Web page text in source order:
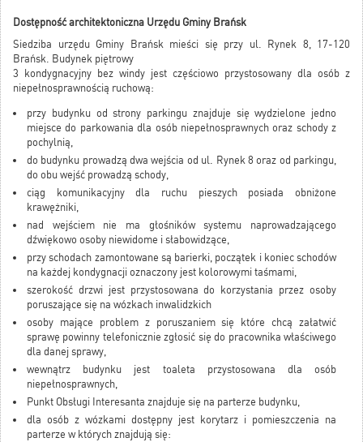
Dostępność architektoniczna Urzędu Gminy Brańsk
Siedziba urzędu Gminy Brańsk mieści się przy ul. Rynek 8, 17-120
Brańsk. Budynek piętrowy
3 kondygnacyjny bez windy jest częściowo przystosowany dla osób z
niepełnosprawnością ruchową:
przy budynku od strony parkingu znajduje się wydzielone jedno
miejsce do parkowania dla osób niepełnosprawnych oraz schody z
pochylnią,
do budynku prowadzą dwa wejścia od ul. Rynek 8 oraz od parkingu,
do obu wejść prowadzą schody,
ciąg komunikacyjny dla ruchu pieszych posiada obniżone
krawężniki,
nad wejściem nie ma głośników systemu naprowadzającego
dźwiękowo osoby niewidome i słabowidzące,
przy schodach zamontowane są barierki, początek i koniec schodów
na każdej kondygnacji oznaczony jest kolorowymi taśmami,
szerokość drzwi jest przystosowana do korzystania przez osoby
poruszające się na wózkach inwalidzkich
osoby mające problem z poruszaniem się które chcą załatwić
sprawę powinny telefonicznie zgłosić się do pracownika właściwego
dla danej sprawy,
wewnątrz budynku jest toaleta przystosowana dla osób
niepełnosprawnych,
Punkt Obsługi Interesanta znajduje się na parterze budynku,
dla osób z wózkami dostępny jest korytarz i pomieszczenia na
parterze w których znajdują się: